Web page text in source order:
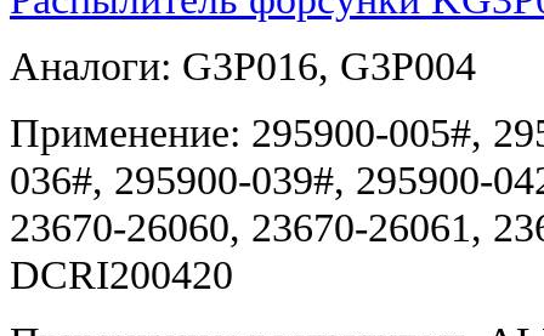
Аналоги: G3P016, G3P004
Применение: 295900-005#,
036#, 295900-039#, 295900-
23670-26060, 23670-26061,
DCRI200420